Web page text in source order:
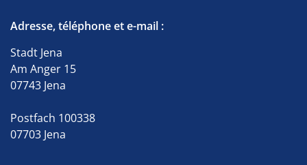
Adresse, téléphone et e-mail :
Stadt Jena
Am Anger 15
07743 Jena
Postfach 100338
07703 Jena